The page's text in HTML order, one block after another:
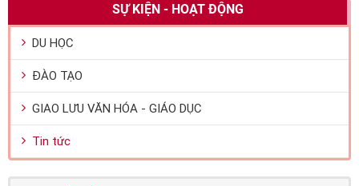
SỰ KIỆN - HOẠT ĐỘNG
DU HỌC
ĐÀO TẠO
GIAO LƯU VĂN HÓA - GIÁO DỤC
Tin tức